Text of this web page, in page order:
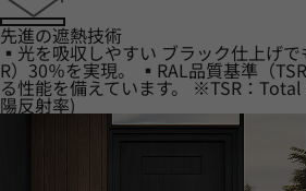
先進の遮熱技術
▪光を吸収しやすい ブラック仕上げで
R）30％を実現。 ▪RAL品質基準（
る性能を備えています。 ※TSR：
陽反射率)